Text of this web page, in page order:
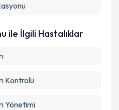
ile İlgili Hastalıklar
Kontrolü
Yönetimi